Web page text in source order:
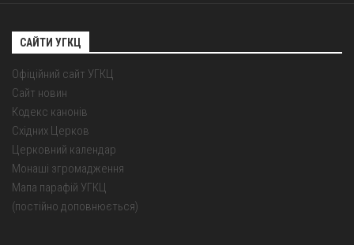
САЙТИ УГКЦ
Офіційний сайт УГКЦ
Сайт новин
Кодекс канонів
Східних Церков
Церковний календар
Монаші згромадження
Мапа парафій УГКЦ
(постійно доповнюється)